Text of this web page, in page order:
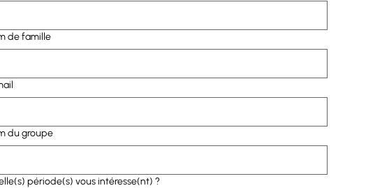
de famille
du groupe
période(s) vous intéresse(nt) ?